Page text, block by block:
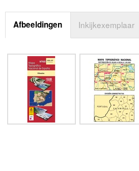
Afbeeldingen Inkijkexemplaar